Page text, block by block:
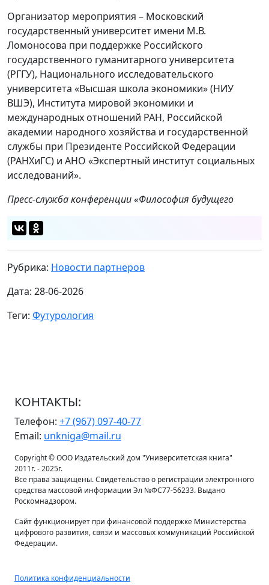
Организатор мероприятия – Московский
государственный университет имени М.В.
Ломоносова при поддержке Российского
государственного гуманитарного университета
(РГГУ), Национального исследовательского
университета «Высшая школа экономики» (НИУ
ВШЭ), Института мировой экономики и
международных отношений РАН, Российской
академии народного хозяйства и государственной
службы при Президенте Российской Федерации
(РАНХиГС) и АНО «Экспертный институт социальных
исследований».
Пресс-служба конференции «Философия будущего
Рубрика: Новости партнеров
Дата: 28-06-2026
Теги: Футурология
КОНТАКТЫ:
Телефон: +7 (967) 097-40-77
Email: unkniga@mail.ru
Copyright © ООО Издательский дом "Университетская книга"
2011г. - 2025г.
Все права защищены. Свидетельство о регистрации электронного
средства массовой информации Эл №ФС77-56233. Выдано
Роскомнадзором.
Сайт функционирует при финансовой поддержке Министерства
цифрового развития, связи и массовых коммуникаций Российской
Федерации.
Политика конфиденциальности